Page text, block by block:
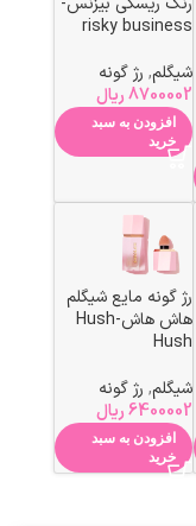
risky business
شیگلم, رژ گونه
8700002ریال
افزودن به سبد
خرید
رژ گونه مایع شیگلم
هاش هاش-Hush
Hush
شیگلم, رژ گونه
6400002ریال
افزودن به سبد
خرید